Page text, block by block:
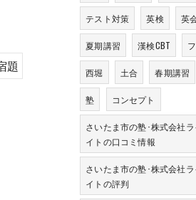
題
テスト対策 英検 英
夏期講習 漢検CBT
西堀 土合 春期講習
塾 コンセプト
さいたま市の塾･株式会社
イトの口コミ情報
さいたま市の塾･株式会社
イトの評判